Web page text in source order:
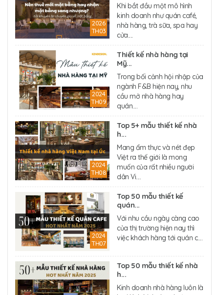
2026
TH03
Khi bắt đầu một mô hình
kinh doanh như quán café,
nhà hàng, trà sữa, spa hay
cửa....
2024
TH09
Thiết kế nhà hàng tại
Mỹ...
Trong bối cảnh hội nhập của
ngành F&B hiện nay, nhu
cầu mở nhà hàng hay
quán....
2024
TH08
Top 5+ mẫu thiết kế nhà
h...
Mang ẩm thực và nét đẹp
Việt ra thế giới là mong
muốn của rất nhiều người
dân Vi....
2024
TH07
Top 50 mẫu thiết kế
quán...
Với nhu cầu ngày càng cao
của thị trường hiện nay thì
việc khách hàng tới quán c....
Top 50 mẫu thiết kế nhà
h...
Kinh doanh nhà hàng luôn là